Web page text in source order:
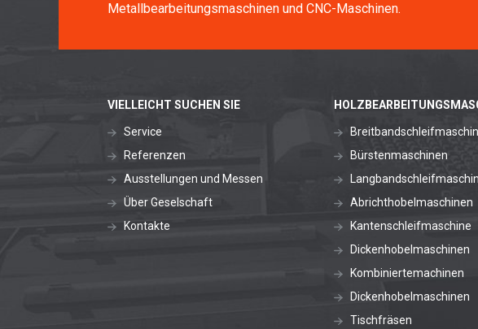
Metallbearbeitungsmaschinen und CNC-Maschinen.
VIELLEICHT SUCHEN SIE
Service
Referenzen
Ausstellungen und Messen
Über Geselschaft
Kontakte
Bürstenmaschinen
Abrichthobelmaschinen
Kantenschleifmaschine
Dickenhobelmaschinen
Kombiniertemachinen
Dickenhobelmaschinen
Tischfräsen